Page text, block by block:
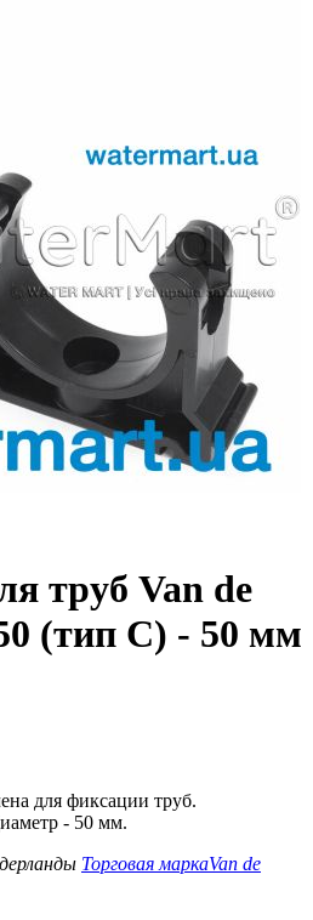
труб Van de
(тип C) - 50 мм
для фиксации труб.
- 50 мм.
Торговая маркаVan de